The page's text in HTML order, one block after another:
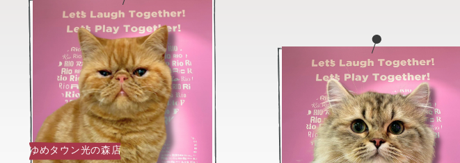
ゆめタウン光の森店